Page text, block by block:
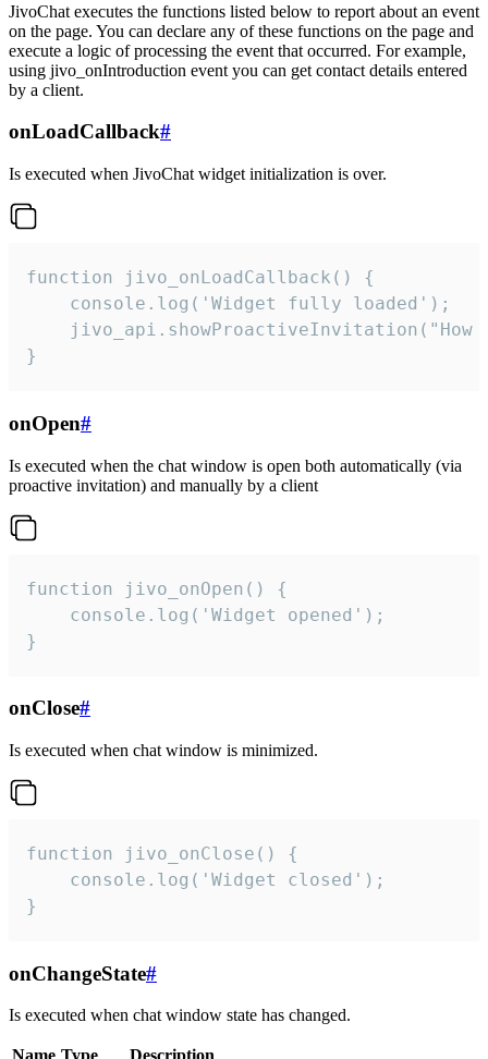
JivoChat executes the functions listed below to report about an event
on the page. You can declare any of these functions on the page and
execute a logic of processing the event that occurred. For example,
using jivo_onIntroduction event you can get contact details entered
by a client.
onLoadCallback#
Is executed when JivoChat widget initialization is over.
function jivo_onLoadCallback() {
    console.log('Widget fully loaded');
jivo_api.showProactiveInvitation("How
}
onOpen#
Is executed when the chat window is open both automatically (via
proactive invitation) and manually by a client
function jivo_onOpen() {
    console.log('Widget opened');
}
onClose#
Is executed when chat window is minimized.
function jivo_onClose() {
    console.log('Widget closed');
}
onChangeState#
Is executed when chat window state has changed.